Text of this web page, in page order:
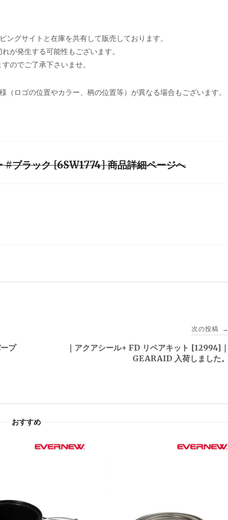
グサイトと在庫を共有して販売しております。
が発生する可能性もございます。
のでご了承下さいませ。
ロゴの位置やカラー、柄の位置等）が異なる場合もございます。
#ブラック [6SW1774] 商品詳細ページへ
プ
次の投稿 →
｜アクアシール+ FD リペアキット [12994]｜
GEARAID 入荷しました。
おすすめ